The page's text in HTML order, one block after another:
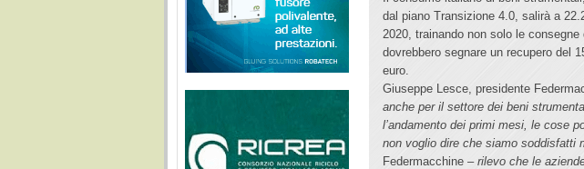
dal piano Transizione 4.0, salirà a
2020, trainando non solo le
dovrebbero segnare un recupero del
euro.
Giuseppe Lesce, presidente
anche per il settore dei beni
l’andamento dei primi mesi, le cose
non voglio dire che siamo soddisfatti
Federmacchine –rilevo che le